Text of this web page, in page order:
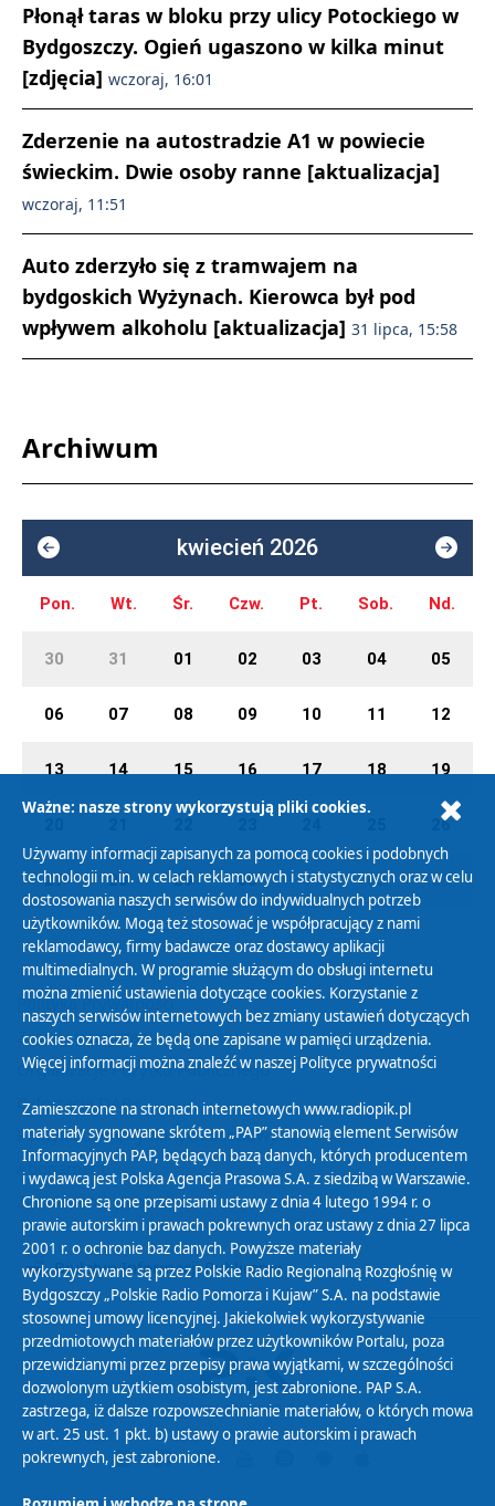
Płonął taras w bloku przy ulicy Potockiego w
Bydgoszczy. Ogień ugaszono w kilka minut
[zdjęcia] wczoraj, 16:01
Zderzenie na autostradzie A1 w powiecie
świeckim. Dwie osoby ranne [aktualizacja]
wczoraj, 11:51
Auto zderzyło się z tramwajem na
bydgoskich Wyżynach. Kierowca był pod
wpływem alkoholu [aktualizacja] 31 lipca, 15:58
Archiwum
kwiecień 2026
Pon. Wt. Śr. Czw. Pt. Sob. Nd.
30 31 01 02 03 04 05
06 07 08 09 10 11 12
13 14 15 16 17 18 19
26
27 28 29 30 01 02 03
Polityka Prywatności
Zasady korzystania z Serwisu
Organizacje Pożytku Publicznego
Cyfryzacja DAB+
Polityka ochrony danych osobowych
Abonament
Zamówienia publiczne
Biuletyn Informacji Publicznej
Ważne: nasze strony wykorzystują pliki cookies.
Używamy informacji zapisanych za pomocą cookies i podobnych
technologii m.in. w celach reklamowych i statystycznych oraz w celu
dostosowania naszych serwisów do indywidualnych potrzeb
użytkowników. Mogą też stosować je współpracujący z nami
reklamodawcy, firmy badawcze oraz dostawcy aplikacji
multimedialnych. W programie służącym do obsługi internetu
można zmienić ustawienia dotyczące cookies. Korzystanie z
naszych serwisów internetowych bez zmiany ustawień dotyczących
cookies oznacza, że będą one zapisane w pamięci urządzenia.
Więcej informacji można znaleźć w naszej Polityce prywatności
Zamieszczone na stronach internetowych www.radiopik.pl
materiały sygnowane skrótem „PAP” stanowią element Serwisów
Informacyjnych PAP, będących bazą danych, których producentem
i wydawcą jest Polska Agencja Prasowa S.A. z siedzibą w Warszawie.
Chronione są one przepisami ustawy z dnia 4 lutego 1994 r. o
prawie autorskim i prawach pokrewnych oraz ustawy z dnia 27 lipca
2001 r. o ochronie baz danych. Powyższe materiały
wykorzystywane są przez Polskie Radio Regionalną Rozgłośnię w
Bydgoszczy „Polskie Radio Pomorza i Kujaw” S.A. na podstawie
stosownej umowy licencyjnej. Jakiekolwiek wykorzystywanie
przedmiotowych materiałów przez użytkowników Portalu, poza
przewidzianymi przez przepisy prawa wyjątkami, w szczególności
dozwolonym użytkiem osobistym, jest zabronione. PAP S.A.
zastrzega, iż dalsze rozpowszechnianie materiałów, o których mowa
w art. 25 ust. 1 pkt. b) ustawy o prawie autorskim i prawach
pokrewnych, jest zabronione.